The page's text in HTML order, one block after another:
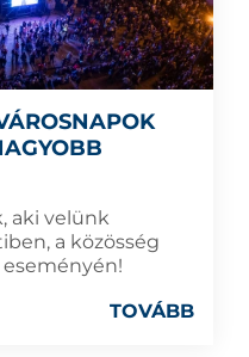
aki velünk
a közösség
TOVÁBB